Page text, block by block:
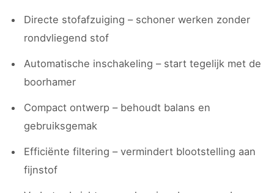
Directe stofafzuiging – schoner werken zonder
rondvliegend stof
Automatische inschakeling – start tegelijk met de
boorhamer
Compact ontwerp – behoudt balans en
gebruiksgemak
Efficiënte filtering – vermindert blootstelling aan
fijnstof